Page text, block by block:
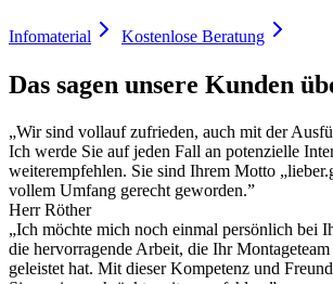
Infomaterial Kostenlose Beratung
Das sagen unsere Kunden
„Wir sind vollauf zufrieden, auch mit der
Ich werde Sie auf jeden Fall an potenzielle
weiterempfehlen. Sie sind Ihrem Motto
vollem Umfang gerecht geworden.”
Herr Röther
„Ich möchte mich noch einmal persönlich bei
die hervorragende Arbeit, die Ihr
geleistet hat. Mit dieser Kompetenz und